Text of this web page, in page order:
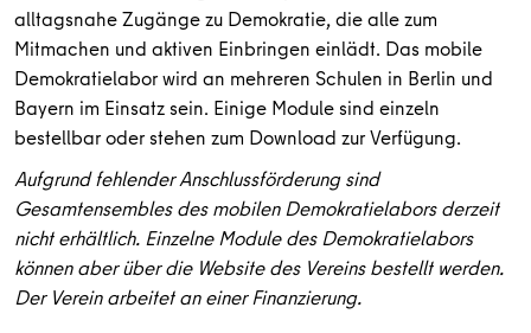
alltagsnahe Zugänge zu Demokratie, die alle zum
Mitmachen und aktiven Einbringen einlädt. Das mobile
Demokratielabor wird an mehreren Schulen in Berlin und
Bayern im Einsatz sein. Einige Module sind einzeln
bestellbar oder stehen zum Download zur Verfügung.
Aufgrund fehlender Anschlussförderung sind
Gesamtensembles des mobilen Demokratielabors derzeit
nicht erhältlich. Einzelne Module des Demokratielabors
können aber über die Website des Vereins bestellt werden.
Der Verein arbeitet an einer Finanzierung.